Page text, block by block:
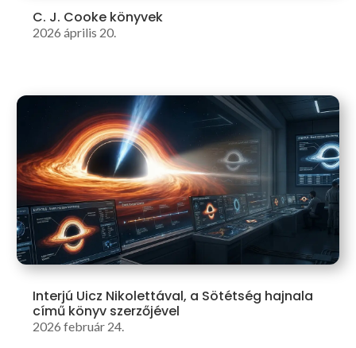
C. J. Cooke könyvek
2026 április 20.
Interjú Uicz Nikolettával, a Sötétség hajnala
című könyv szerzőjével
2026 február 24.